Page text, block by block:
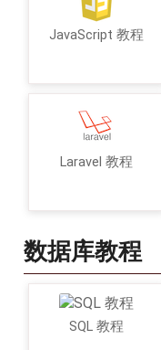
JavaScript 教程
Laravel 教程
数据库教程
SQL 教程